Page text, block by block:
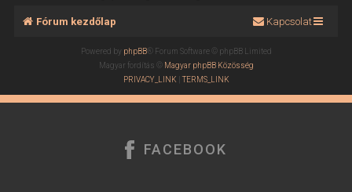
Fórum kezdőlap Kapcsolat
Powered by phpBB® Forum Software © phpBB Limited
Magyar fordítás © Magyar phpBB Közösség
PRIVACY_LINK |TERMS_LINK
FACEBOOK